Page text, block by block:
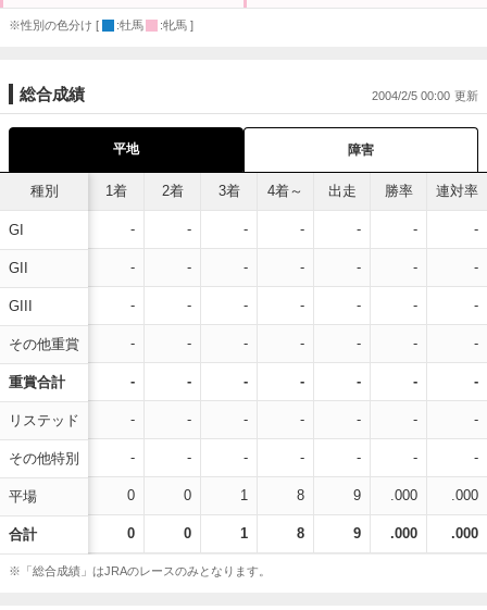
※性別の色分け [ :牡馬 :牝馬 ]
総合成績 2004/2/5 00:00
平地 障害
種別
GI
GII
GIII
その他重賞
重賞合計
リステッド
その他特別
平場
合計
1着 2着 3着 4着～ 出走 勝率 連対率
- - - - - - -
- - - - - - -
- - - - - - -
- - - - - - -
- - - - - - -
- - - - - - -
- - - - - - -
0 0 1 8 9 .000 .000
0 0 1 8 9 .000 .000
※「総合成績」はJRAのレースのみとなります。